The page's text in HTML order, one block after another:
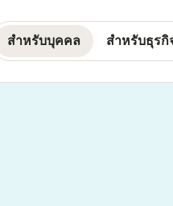
สำหรับบุคคล สำหรับธุรกิ